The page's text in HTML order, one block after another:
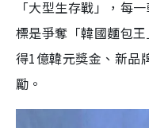
「大型生存戰」，每
標是爭奪「韓國麵包
得1億韓元獎金、新品
勵。